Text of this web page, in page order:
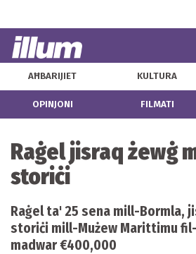
AĦBARIJIET KULTURA
OPINJONI FILMATI
Raġel jisraq żewġ
storiċi
Raġel ta' 25 sena mill-Bormla,
storiċi mill-Mużew Marittimu fil-
madwar €400,000